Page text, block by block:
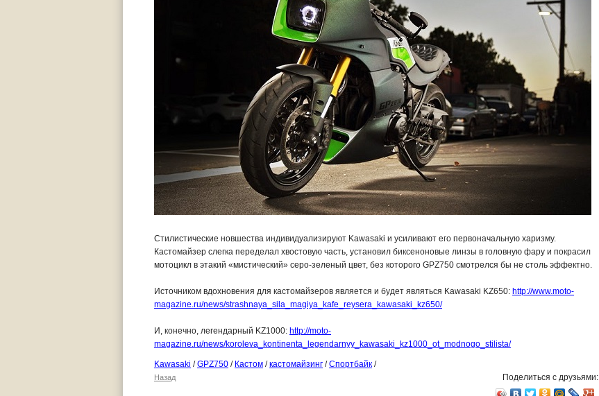
Стилистические новшества индивидуализируют Kawasaki и усиливают его первоначальную харизму.
Кастомайзер слегка переделал хвостовую часть, установил биксеноновые линзы в головную фару и покрасил
мотоцикл в этакий «мистический» серо-зеленый цвет, без которого GPZ750 смотрелся бы не столь эффектно.
Источником вдохновения для кастомайзеров является и будет являться Kawasaki KZ650: http://www.moto-
magazine.ru/news/strashnaya_sila_magiya_kafe_reysera_kawasaki_kz650/
И, конечно, легендарный KZ1000: http://moto-
magazine.ru/news/koroleva_kontinenta_legendarnyy_kawasaki_kz1000_ot_modnogo_stilista/
Kawasaki /GPZ750 / Кастом /кастомайзинг /Спортбайк /
Назад Поделиться с друзьями: